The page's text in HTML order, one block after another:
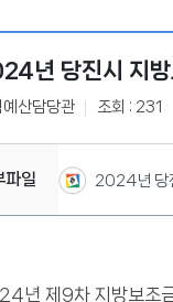
년 당진시 지
예산담당관 조회 : 231
파일 2024년 당
년 제9차 지방보조